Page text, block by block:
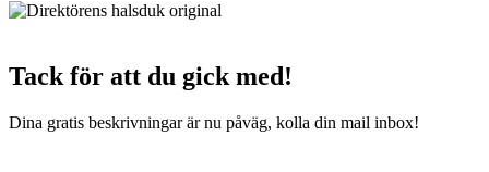
Tack för att du gick med!
Dina gratis beskrivningar är nu påväg, kolla din mail inbox!